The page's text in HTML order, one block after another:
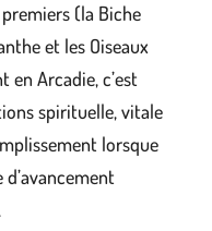
(la Biche
et les Oiseaux
en Arcadie, c’est
spirituelle, vitale
lorsque